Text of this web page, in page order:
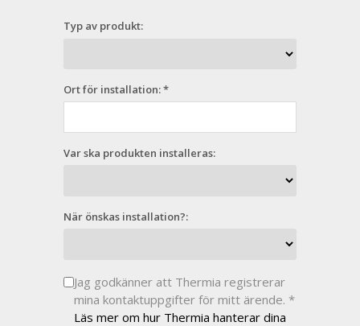
Typ av produkt:
Ort för installation: *
Var ska produkten installeras:
När önskas installation?:
Jag godkänner att Thermia registrerar
mina kontaktuppgifter för mitt ärende. *
Läs mer om hur Thermia hanterar dina